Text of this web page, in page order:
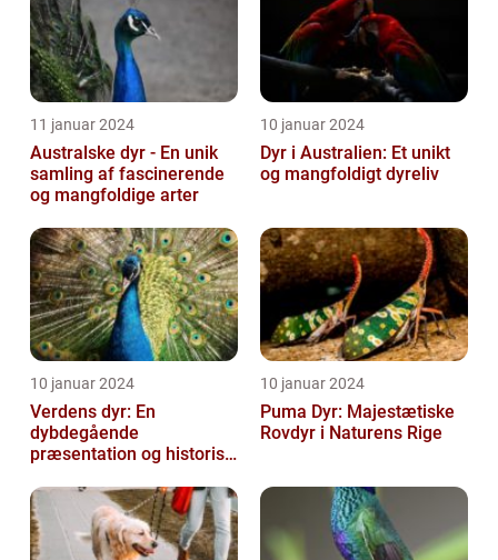
11 januar 2024
Australske dyr - En unik
samling af fascinerende
og mangfoldige arter
10 januar 2024
Dyr i Australien: Et unikt
og mangfoldigt dyreliv
10 januar 2024
Verdens dyr: En
dybdegående
præsentation og historisk
10 januar 2024
Puma Dyr: Majestætiske
Rovdyr i Naturens Rige